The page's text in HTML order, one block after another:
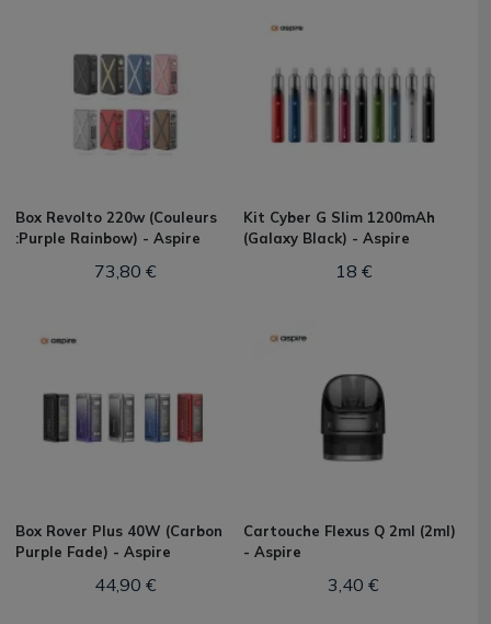
Box Revolto 220w (Couleurs
:Purple Rainbow) - Aspire
73,80 €
Kit Cyber G Slim 1200mAh
(Galaxy Black) - Aspire
18 €
Box Rover Plus 40W (Carbon
Purple Fade) - Aspire
44,90 €
Cartouche Flexus Q 2ml (2ml)
- Aspire
3,40 €